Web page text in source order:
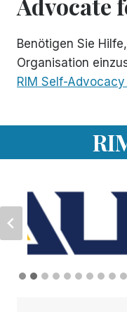
Benötigen Sie
Organisation
RIM Self-